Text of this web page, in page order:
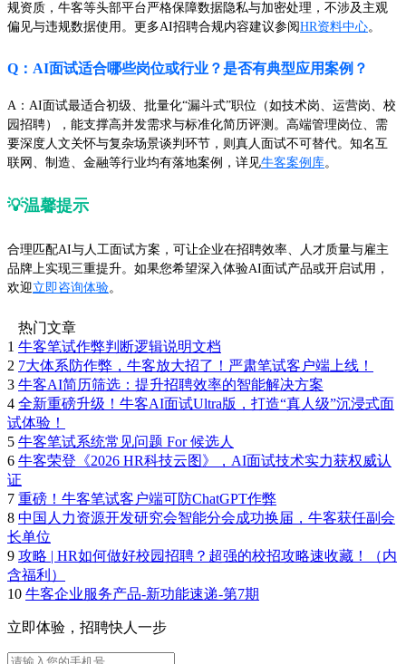
规资质，牛客等头部平台严格保障数据隐私与加密处理，不涉及主观
偏见与违规数据使用。更多AI招聘合规内容建议参阅HR资料中心。
Q：AI面试适合哪些岗位或行业？是否有典型应用案例？
A：AI面试最适合初级、批量化“漏斗式”职位（如技术岗、运营岗、校
园招聘），能支撑高并发需求与标准化简历评测。高端管理岗位、需
要深度人文关怀与复杂场景谈判环节，则真人面试不可替代。知名互
联网、制造、金融等行业均有落地案例，详见牛客案例库。
💡温馨提示
合理匹配AI与人工面试方案，可让企业在招聘效率、人才质量与雇主
品牌上实现三重提升。如果您希望深入体验AI面试产品或开启试用，
欢迎立即咨询体验。
热门文章
1 牛客笔试作弊判断逻辑说明文档
2 7大体系防作弊，牛客放大招了！严肃笔试客户端上线！
3 牛客AI简历筛选：提升招聘效率的智能解决方案
4 全新重磅升级！牛客AI面试Ultra版，打造“真人级”沉浸式面
试体验！
5 牛客笔试系统常见问题 For 候选人
6 牛客荣登《2026 HR科技云图》，AI面试技术实力获权威认
证
7 重磅！牛客笔试客户端可防ChatGPT作弊
8 中国人力资源开发研究会智能分会成功换届，牛客获任副会
长单位
9 攻略 | HR如何做好校园招聘？超强的校招攻略速收藏！（内
含福利）
10 牛客企业服务产品-新功能速递-第7期
立即体验，招聘快人一步